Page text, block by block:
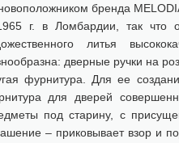
бренда
г. в Ломбардии, так что
литья
дверные ручки на
фурнитура. Для ее
для дверей
под старину, с
– приковывает взор и